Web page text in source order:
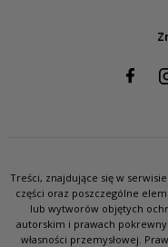
Treści, znajdujące się w
części oraz poszczególne
lub wytworów objętych
autorskim i prawach
własności przemysłowej.